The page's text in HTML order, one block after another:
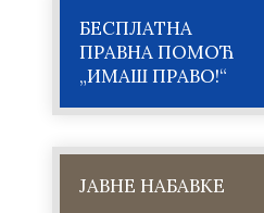
БЕСПЛАТНА
ПРАВНА ПОМОЋ
„ИМАШ ПРАВО!“
ЈАВНЕ НАБАВКЕ